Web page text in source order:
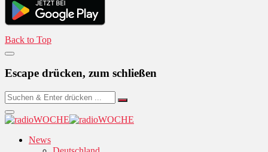
Back to Top
Escape drücken, zum schließen
News